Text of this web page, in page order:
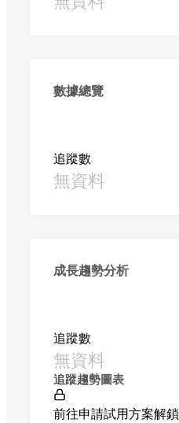
數據總覽
追蹤數
無資料
成長趨勢分析
追蹤數
無資料
追蹤趨勢圖表
前往申請試用方案解鎖